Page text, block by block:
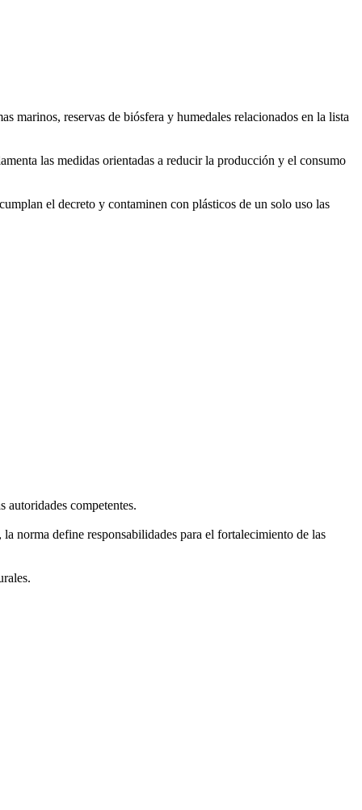
marinos, reservas de biósfera y humedales relacionados en la lista
las medidas orientadas a reducir la producción y el consumo
el decreto y contaminen con plásticos de un solo uso las
autoridades competentes.
norma define responsabilidades para el fortalecimiento de las